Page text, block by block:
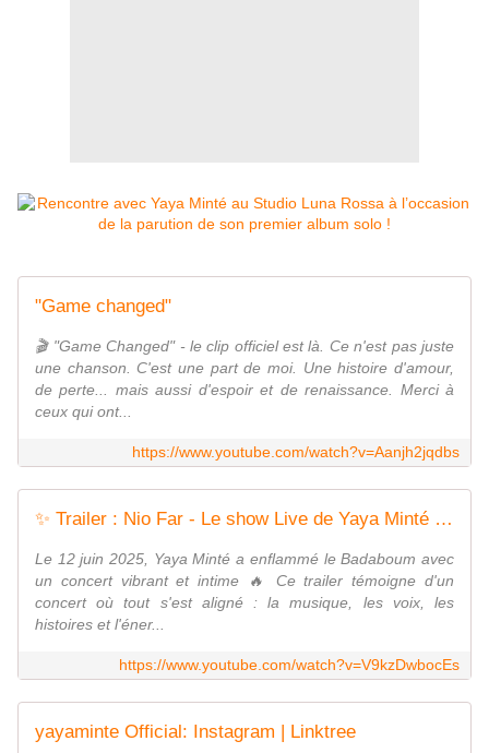
"Game changed"
🎬 "Game Changed" - le clip officiel est là. Ce n'est pas juste
une chanson. C'est une part de moi. Une histoire d'amour,
de perte... mais aussi d'espoir et de renaissance. Merci à
ceux qui ont...
https://www.youtube.com/watch?v=Aanjh2jqdbs
✨ Trailer : Nio Far - Le show Live de Yaya Minté au Badaboum, Paris, le 12 juin 2025 ✨
Le 12 juin 2025, Yaya Minté a enflammé le Badaboum avec
un concert vibrant et intime 🔥 Ce trailer témoigne d'un
concert où tout s'est aligné : la musique, les voix, les
histoires et l'éner...
https://www.youtube.com/watch?v=V9kzDwbocEs
yayaminte Official: Instagram | Linktree